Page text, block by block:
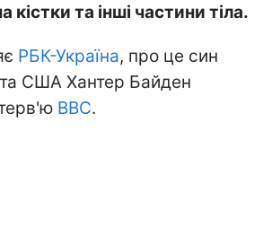
кістки та інші частини тіла.
РБК-Україна, про це син
США Хантер Байден
BBC.